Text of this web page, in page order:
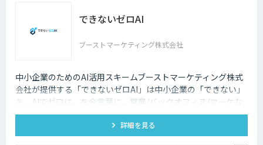
できないゼロAI
ブーストマーケティング株式会社
中小企業のためのAI活用スキームブーストマーケティング株式
会社が提供する「できないゼロAI」は中小企業の「できない」
を、AIでゼロに。を合言葉に、営業/バックオフィス/マーケな
ど、企業の業務をAIエージェントで自動化。「AIを作る」ので
はなく「業務が止まらない状態」を提供し、企業の生産性を根
本から変えます。
詳細を見る